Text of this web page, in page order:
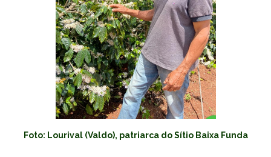
Foto: Lourival (Valdo), patriarca do Sítio Baixa Funda